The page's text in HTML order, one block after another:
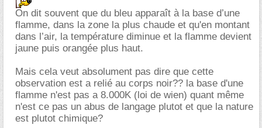
On dit souvent que du bleu apparaît à la base d’une
flamme, dans la zone la plus chaude et qu'en montant
dans l’air, la température diminue et la flamme devient
jaune puis orangée plus haut.
Mais cela veut absolument pas dire que cette
observation est a relié au corps noir?? la base d'une
flamme n'est pas a 8.000K (loi de wien) quant même
n'est ce pas un abus de langage plutot et que la nature
est plutot chimique?